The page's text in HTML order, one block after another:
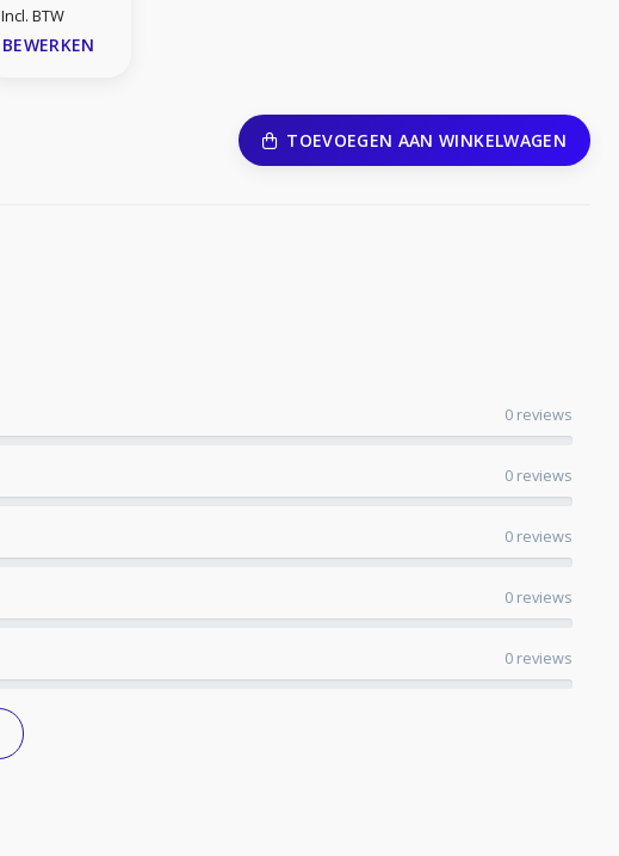
Incl. BTW
BEWERKEN
TOEVOEGEN AAN WINKELWAGEN
0 reviews
0 reviews
0 reviews
0 reviews
0 reviews